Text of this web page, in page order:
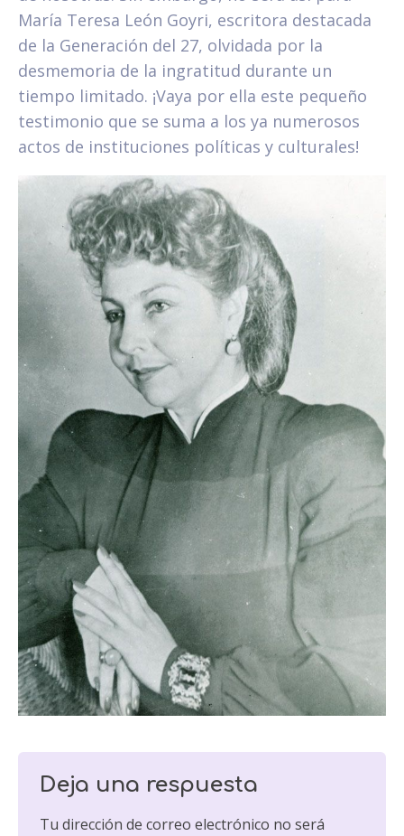
María Teresa León Goyri, escritora destacada
de la Generación del 27, olvidada por la
desmemoria de la ingratitud durante un
tiempo limitado. ¡Vaya por ella este pequeño
testimonio que se suma a los ya numerosos
actos de instituciones políticas y culturales!
Deja una respuesta
Tu dirección de correo electrónico no será